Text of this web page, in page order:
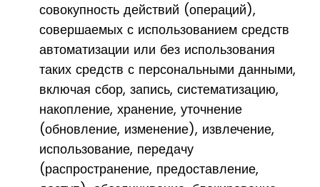
совокупность действий (операций),
совершаемых с использованием средств
автоматизации или без использования
таких средств с персональными данными,
включая сбор, запись, систематизацию,
накопление, хранение, уточнение
(обновление, изменение), извлечение,
использование, передачу
(распространение, предоставление,